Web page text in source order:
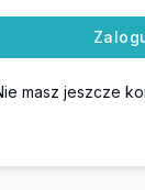
masz jeszcze